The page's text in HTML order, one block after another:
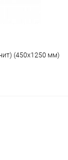
(450х1250 мм)